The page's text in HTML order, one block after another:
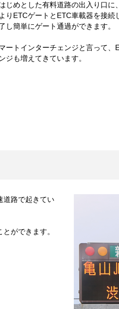
じめとした有料道路の出入り口に
りETCゲートとETC車載器を接続
し簡単にゲート通過ができます。
ートインターチェンジと言って
ジも増えてきています。
道路で起きてい
ができます。